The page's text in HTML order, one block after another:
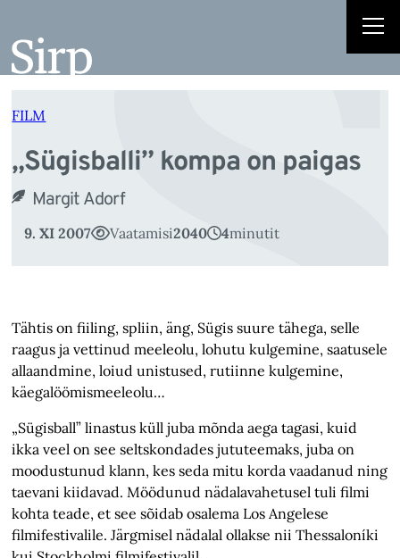
juurde
FILM
„Sügisballi” kompa on paigas
Margit Adorf
9. XI 2007 Vaatamisi2040 4minutit
Tähtis on fiiling, spliin, äng, Sügis suure tähega, selle
raagus ja vettinud meeleolu, lohutu kulgemine, saatusele
allaandmine, loiud unistused, rutiinne kulgemine,
käegalöömismeeleolu…
„Sügisball” linastus küll juba mõnda aega tagasi, kuid
ikka veel on see seltskondades jututeemaks, juba on
moodustunud klann, kes seda mitu korda vaadanud ning
taevani kiidavad. Möödunud nädalavahetusel tuli filmi
kohta teade, et see sõidab osalema Los Angelese
filmifestivalile. Järgmisel nädalal ollakse nii Thessaloníki